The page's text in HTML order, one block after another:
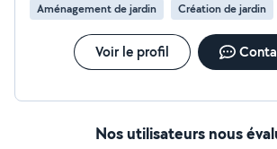
Aménagement de jardin Création de jardin
Voir le profil
Nos utilisateurs nous